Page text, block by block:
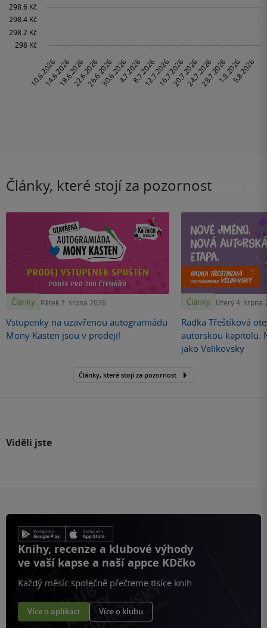
Články, které stojí za pozornost
Články Pátek 7. srpna 2026
Vstupenky na uzavřenou autogramiádu
Mony Kasten jsou v prodeji!
Články Úterý 4. srpna
Radka Třeštíková
autorskou kapitolu.
jako Velikovsky
Články, které stojí za pozornost
Viděli jste
Knihy, recenze a klubové výhody
ve vaší kapse a naší appce KDčko
Každý měsíc společně přečteme tisíce knih
Více o aplikaci Více o klubu